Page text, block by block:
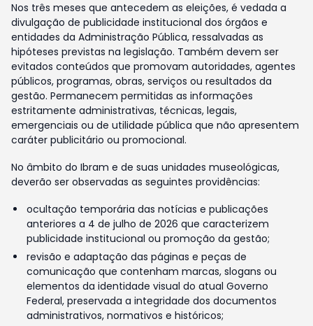
Nos três meses que antecedem as eleições, é vedada a
divulgação de publicidade institucional dos órgãos e
entidades da Administração Pública, ressalvadas as
hipóteses previstas na legislação. Também devem ser
evitados conteúdos que promovam autoridades, agentes
públicos, programas, obras, serviços ou resultados da
gestão. Permanecem permitidas as informações
estritamente administrativas, técnicas, legais,
emergenciais ou de utilidade pública que não apresentem
caráter publicitário ou promocional.
No âmbito do Ibram e de suas unidades museológicas,
deverão ser observadas as seguintes providências:
ocultação temporária das notícias e publicações
anteriores a 4 de julho de 2026 que caracterizem
publicidade institucional ou promoção da gestão;
revisão e adaptação das páginas e peças de
comunicação que contenham marcas, slogans ou
elementos da identidade visual do atual Governo
Federal, preservada a integridade dos documentos
administrativos, normativos e históricos;